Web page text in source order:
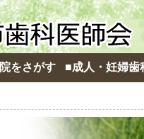
をさがす ■成人・妊婦歯